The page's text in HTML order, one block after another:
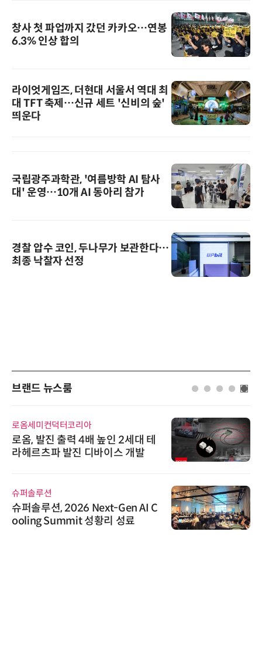
창사 첫 파업까지 갔던 카카오…연봉
6.3% 인상 합의
라이엇게임즈, 더현대 서울서 역대 최
대 TFT 축제…신규 세트 '신비의 숲'
띄운다
국립광주과학관, '여름방학 AI 탐사
대' 운영…10개 AI 동아리 참가
경찰 압수 코인, 두나무가 보관한다…
최종 낙찰자 선정
브랜드 뉴스룸
로옴세미컨덕터코리아
로옴, 발진 출력 4배 높인 2세대 테
라헤르츠파 발진 디바이스 개발
슈퍼솔루션
슈퍼솔루션, 2026 Next-Gen AI C
ooling Summit 성황리 성료